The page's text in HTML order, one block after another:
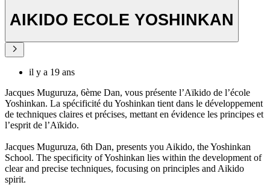
AIKIDO ECOLE YOSHINKAN
il y a 19 ans
Jacques Muguruza, 6ème Dan, vous présente l’Aïkido de l’école
Yoshinkan. La spécificité du Yoshinkan tient dans le développement
de techniques claires et précises, mettant en évidence les principes et
l’esprit de l’Aïkido.
Jacques Muguruza, 6th Dan, presents you Aikido, the Yoshinkan
School. The specificity of Yoshinkan lies within the development of
clear and precise techniques, focusing on principles and Aikido
spirit.